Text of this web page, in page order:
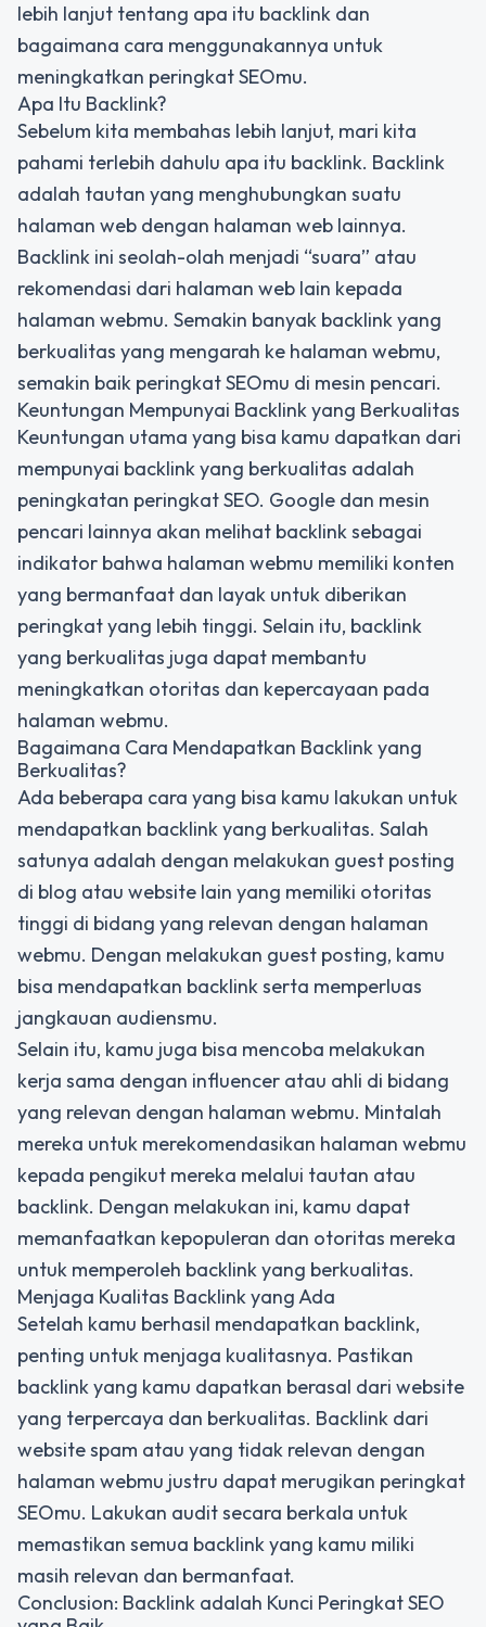
lebih lanjut tentang apa itu backlink dan
bagaimana cara menggunakannya untuk
meningkatkan peringkat SEOmu.
Apa Itu Backlink?
Sebelum kita membahas lebih lanjut, mari kita
pahami terlebih dahulu apa itu backlink. Backlink
adalah tautan yang menghubungkan suatu
halaman web dengan halaman web lainnya.
Backlink ini seolah-olah menjadi “suara” atau
rekomendasi dari halaman web lain kepada
halaman webmu. Semakin banyak backlink yang
berkualitas yang mengarah ke halaman webmu,
semakin baik peringkat SEOmu di mesin pencari.
Keuntungan Mempunyai Backlink yang Berkualitas
Keuntungan utama yang bisa kamu dapatkan dari
mempunyai backlink yang berkualitas adalah
peningkatan peringkat SEO. Google dan mesin
pencari lainnya akan melihat backlink sebagai
indikator bahwa halaman webmu memiliki konten
yang bermanfaat dan layak untuk diberikan
peringkat yang lebih tinggi. Selain itu, backlink
yang berkualitas juga dapat membantu
meningkatkan otoritas dan kepercayaan pada
halaman webmu.
Bagaimana Cara Mendapatkan Backlink yang
Berkualitas?
Ada beberapa cara yang bisa kamu lakukan untuk
mendapatkan backlink yang berkualitas. Salah
satunya adalah dengan melakukan guest posting
di blog atau website lain yang memiliki otoritas
tinggi di bidang yang relevan dengan halaman
webmu. Dengan melakukan guest posting, kamu
bisa mendapatkan backlink serta memperluas
jangkauan audiensmu.
Selain itu, kamu juga bisa mencoba melakukan
kerja sama dengan influencer atau ahli di bidang
yang relevan dengan halaman webmu. Mintalah
mereka untuk merekomendasikan halaman webmu
kepada pengikut mereka melalui tautan atau
backlink. Dengan melakukan ini, kamu dapat
memanfaatkan kepopuleran dan otoritas mereka
untuk memperoleh backlink yang berkualitas.
Menjaga Kualitas Backlink yang Ada
Setelah kamu berhasil mendapatkan backlink,
penting untuk menjaga kualitasnya. Pastikan
backlink yang kamu dapatkan berasal dari website
yang terpercaya dan berkualitas. Backlink dari
website spam atau yang tidak relevan dengan
halaman webmu justru dapat merugikan peringkat
SEOmu. Lakukan audit secara berkala untuk
memastikan semua backlink yang kamu miliki
masih relevan dan bermanfaat.
Conclusion: Backlink adalah Kunci Peringkat SEO